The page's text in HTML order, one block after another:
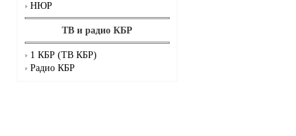
НЮР
ТВ и радио КБР
1 КБР (ТВ КБР)
Радио КБР